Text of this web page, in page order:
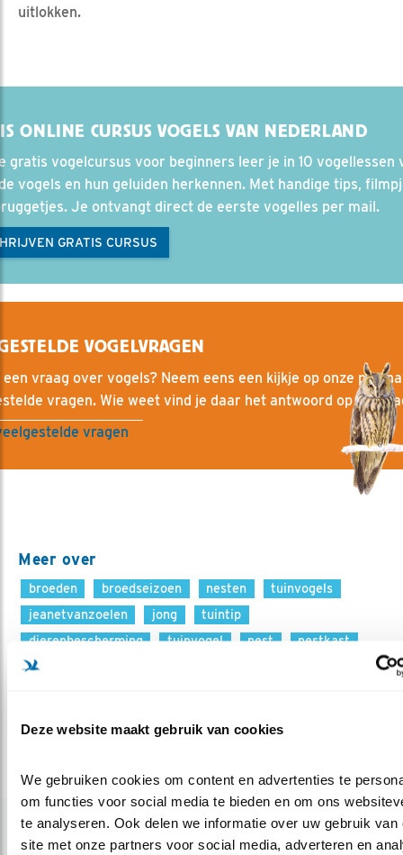
Deze website maakt gebruik van cookies
We gebruiken cookies om content en advertenties te
om functies voor social media te bieden en om ons
te analyseren. Ook delen we informatie over uw gebruik van
site met onze partners voor social media, adverteren en
uitlokken.
ONLINE CURSUS VOGELS VAN NEDERLAND
gratis vogelcursus voor beginners leer je in 10 vogellessen
vogels en hun geluiden herkennen. Met handige tips,
Je ontvangt direct de eerste vogelles per mail.
GRATIS CURSUS
VOGELVRAGEN
een vraag over vogels? Neem eens een kijkje op onze
vragen. Wie weet vind je daar het antwoord op je
vragen
Meer over
broeden broedseizoen nesten
tuinvogels
jeanetvanzoelen
jong
tuintip
dierenbescherming
tuinvogel nest
nestkast
jongen
Gerelateerde items